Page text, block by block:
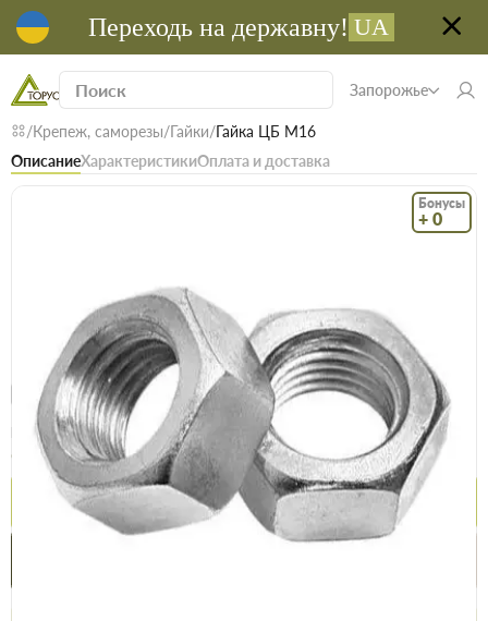
Переходь на державну! UA
Запорожье
Крепеж, саморезы Гайки Гайка ЦБ М16
ОписаниеХарактеристикиОплата и доставка
Бонусы
+ 0
Гайка ЦБ М16
(0)
Безкоштовна доставка! Від 15000 грн єВідновлення Доставка НП
Цена / шт
6.7 грн
Опт
6.6 грн
Купить